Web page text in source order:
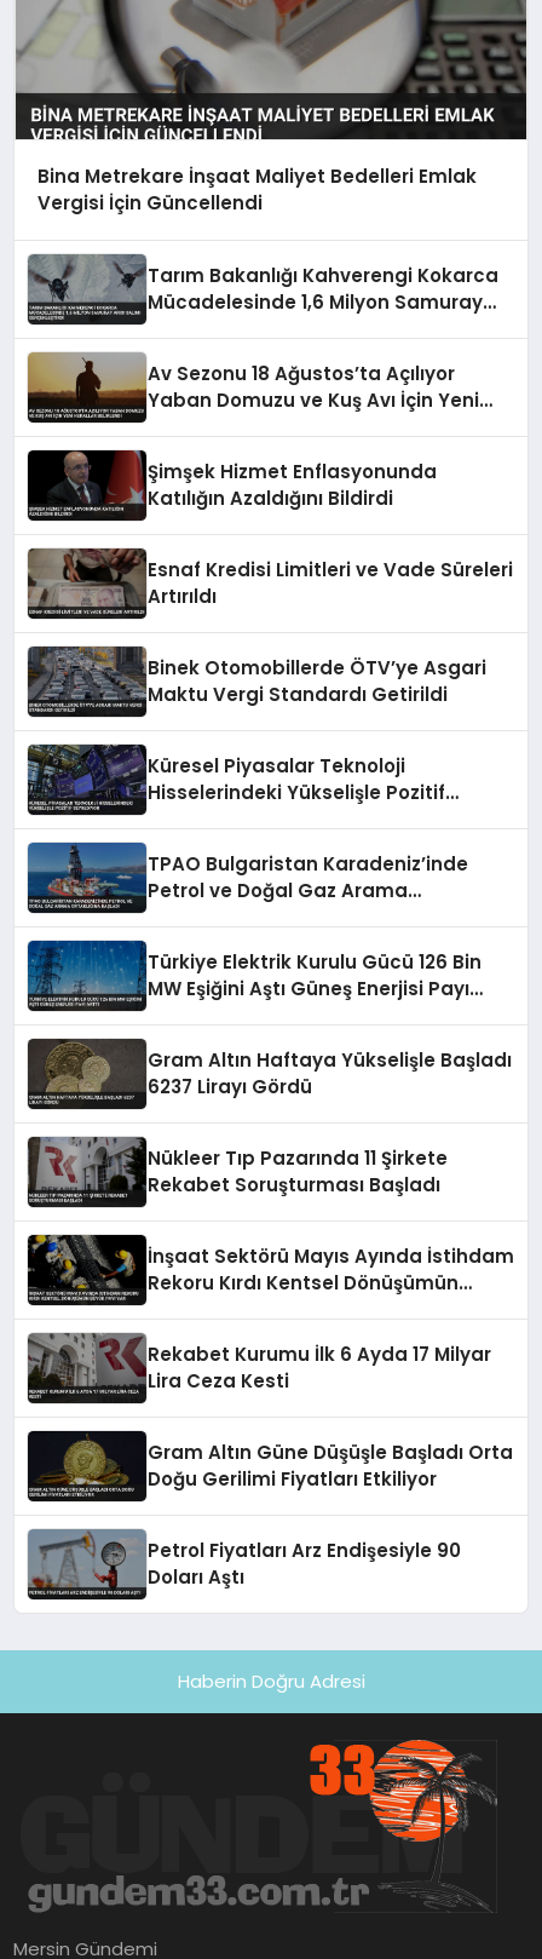
Bina Metrekare İnşaat Maliyet Bedelleri Emlak
Vergisi İçin Güncellendi
Tarım Bakanlığı Kahverengi Kokarca
Mücadelesinde 1,6 Milyon Samuray
Av Sezonu 18 Ağustos’ta Açılıyor
Yaban Domuzu ve Kuş Avı İçin Yeni
Şimşek Hizmet Enflasyonunda
Katılığın Azaldığını Bildirdi
Esnaf Kredisi Limitleri ve Vade Süreleri
Artırıldı
Binek Otomobillerde ÖTV’ye Asgari
Maktu Vergi Standardı Getirildi
Küresel Piyasalar Teknoloji
Hisselerindeki Yükselişle Pozitif
TPAO Bulgaristan Karadeniz’inde
Petrol ve Doğal Gaz Arama
Türkiye Elektrik Kurulu Gücü 126 Bin
MW Eşiğini Aştı Güneş Enerjisi Payı
Gram Altın Haftaya Yükselişle Başladı
6237 Lirayı Gördü
Nükleer Tıp Pazarında 11 Şirkete
Rekabet Soruşturması Başladı
İnşaat Sektörü Mayıs Ayında İstihdam
Rekoru Kırdı Kentsel Dönüşümün
Rekabet Kurumu İlk 6 Ayda 17 Milyar
Lira Ceza Kesti
Gram Altın Güne Düşüşle Başladı Orta
Doğu Gerilimi Fiyatları Etkiliyor
Petrol Fiyatları Arz Endişesiyle 90
Doları Aştı
Haberin Doğru Adresi
Mersin Gündemi